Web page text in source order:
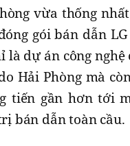
vừa thống
gói bán dẫn
là dự án công
Hải Phòng mà
tiến gần hơn tới
bán dẫn toàn cầu.